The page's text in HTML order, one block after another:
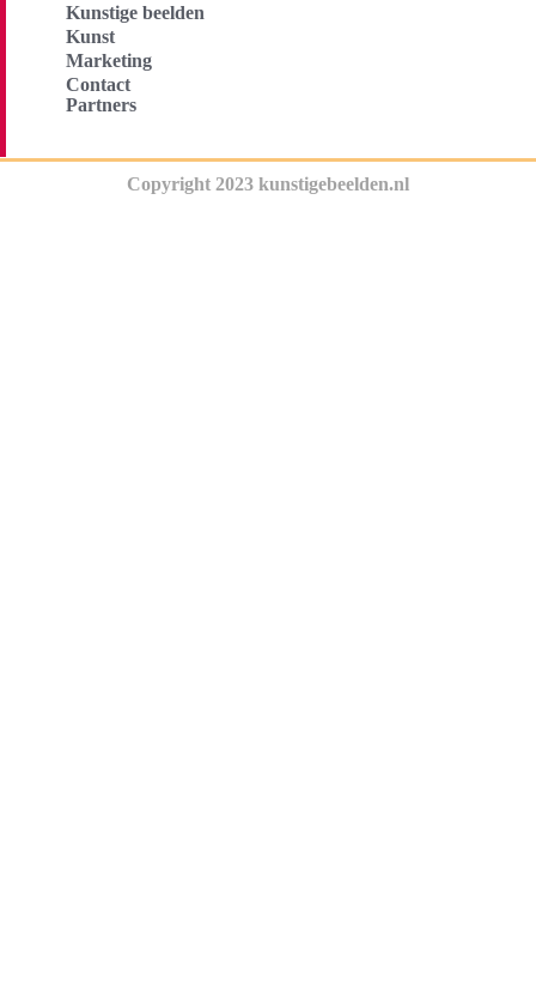
Kunstige beelden
Kunst
Marketing
Contact
Partners
Copyright 2023 kunstigebeelden.nl